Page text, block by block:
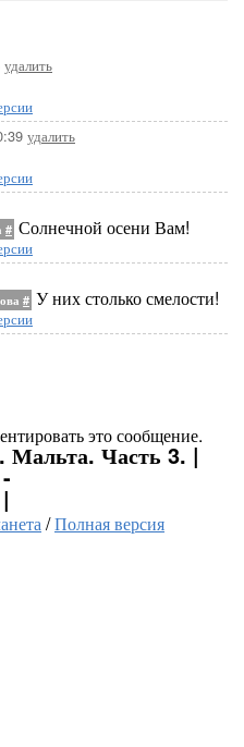
удалить
удалить
# Солнечной осени Вам!
# У них столько смелости!
это сообщение.
Мальта. Часть 3. |
/Полная версия